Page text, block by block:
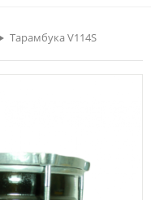
Тарамбука V114S